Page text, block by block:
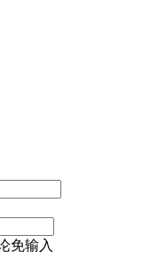
免输入